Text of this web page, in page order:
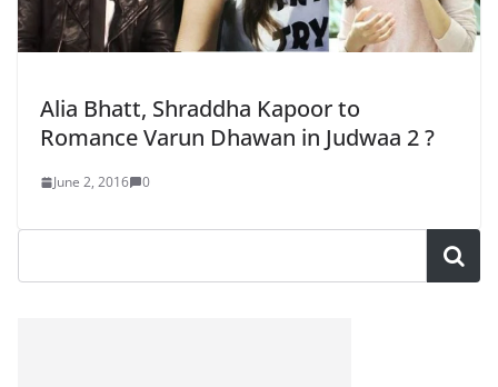
Alia Bhatt, Shraddha Kapoor to
Romance Varun Dhawan in Judwaa 2 ?
June 2, 2016 0